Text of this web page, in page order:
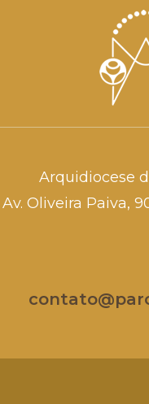
Arquidiocese
Av. Oliveira Paiva,